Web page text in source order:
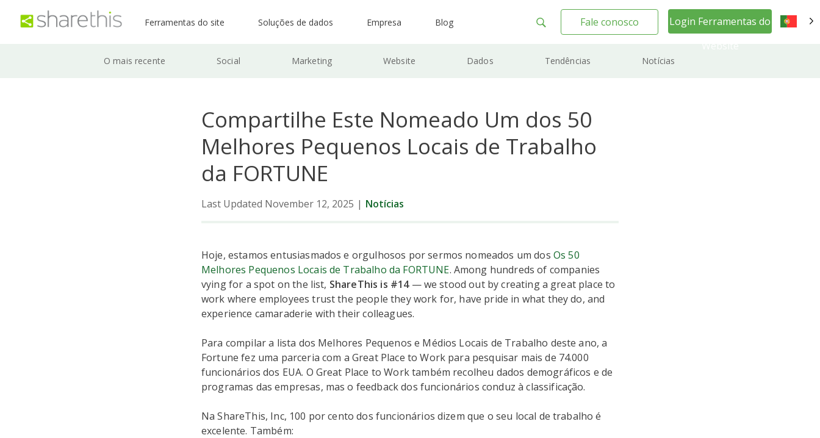
Ferramentas do site Soluções de dados Empresa Blog Fale conosco
Login Ferramentas do
O mais recente Social Marketing Website Dados Tendências Notícias
Compartilhe Este Nomeado Um dos 50
Melhores Pequenos Locais de Trabalho
da FORTUNE
Last Updated November 12, 2025 | Notícias
Hoje, estamos entusiasmados e orgulhosos por sermos nomeados um dos Os 50
Melhores Pequenos Locais de Trabalho da FORTUNE. Among hundreds of companies
vying for a spot on the list, ShareThis is #14— we stood out by creating a great place to
work where employees trust the people they work for, have pride in what they do, and
experience camaraderie with their colleagues.
Para compilar a lista dos Melhores Pequenos e Médios Locais de Trabalho deste ano, a
Fortune fez uma parceria com a Great Place to Work para pesquisar mais de 74.000
funcionários dos EUA. O Great Place to Work também recolheu dados demográficos e de
programas das empresas, mas o feedback dos funcionários conduz à classificação.
Na ShareThis, Inc, 100 por cento dos funcionários dizem que o seu local de trabalho é
excelente. Também: